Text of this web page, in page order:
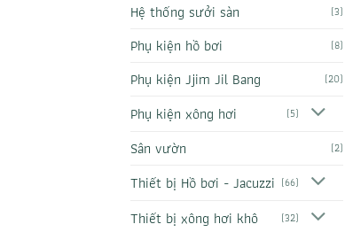
Hệ thống sưởi sàn (3)
Phụ kiện hồ bơi (8)
Phụ kiện Jjim Jil Bang (20)
Phụ kiện xông hơi (5)
Sân vườn (2)
Thiết bị Hồ bơi - Jacuzzi (66)
Thiết bị xông hơi khô (32)